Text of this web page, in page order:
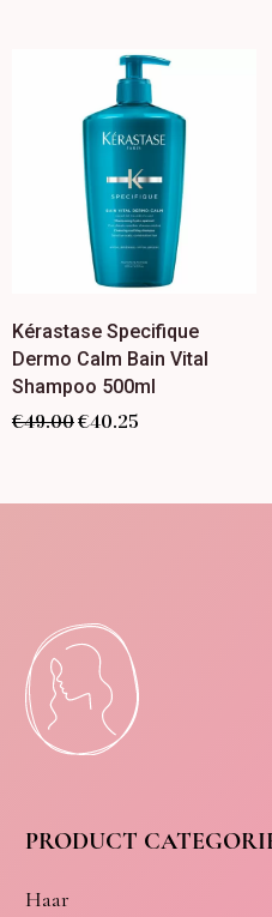
Kérastase Specifique
Dermo Calm Bain Vital
Shampoo 500ml
€49.00€40.25
PRODUCT
Haar